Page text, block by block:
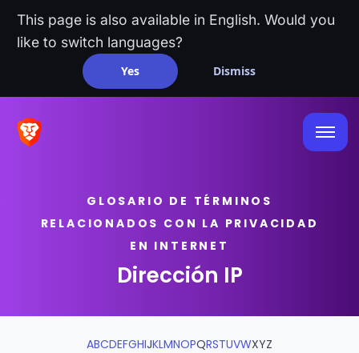
This page is also available in English. Would you
like to switch languages?
Yes Dismiss
GLOSARIO DE TÉRMINOS
RELACIONADOS CON LA PRIVACIDAD
EN INTERNET
Dirección IP
ABCDEFGHIJKLMNOPQRSTUVWXYZ